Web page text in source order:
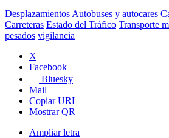
Desplazamientos Autobuses y autocares
Carreteras Estado del Tráfico Transporte
pesados vigilancia
X
Facebook
Bluesky
Mail
Copiar URL
Mostrar QR
Ampliar letra